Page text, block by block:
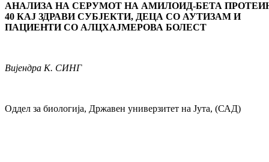
АНАЛИЗА НА СЕРУМОТ НА АМИЛОИД-БЕТА
40 КАЈ ЗДРАВИ СУБЈЕКТИ, ДЕЦА СО АУТИЗАМ И
ПАЦИЕНТИ СО АЛЦХАЈМЕРОВА БОЛЕСТ
Вијендра К. СИНГ
Оддел за биологија, Државен универзитет на Јута, (САД)